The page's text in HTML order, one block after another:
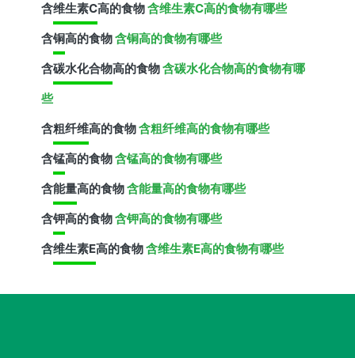
含维生素C高的食物含维生素C高的食物有哪些
含铜高的食物含铜高的食物有哪些
含碳水化合物高的食物含碳水化合物高的食物有哪
些
含粗纤维高的食物含粗纤维高的食物有哪些
含锰高的食物含锰高的食物有哪些
含能量高的食物含能量高的食物有哪些
含钾高的食物含钾高的食物有哪些
含维生素E高的食物含维生素E高的食物有哪些